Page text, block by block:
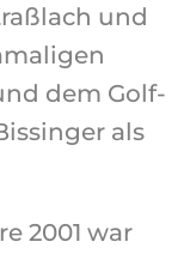
und
dem Golf-
als
2001 war